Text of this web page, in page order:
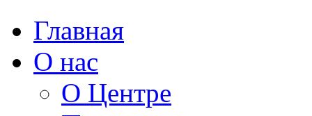
Главная
О нас
О Центре